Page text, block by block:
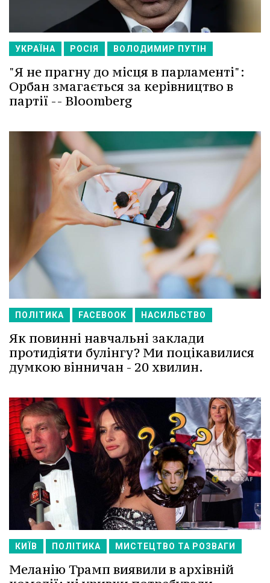
УКРАЇНА РОСІЯ ВОЛОДИМИР ПУТІН
"Я не прагну до місця в парламенті":
Орбан змагається за керівництво в
партії -- Bloomberg
ПОЛІТИКА FACEBOOK НАСИЛЬСТВО
Як повинні навчальні заклади
протидіяти булінгу? Ми поцікавилися
думкою вінничан - 20 хвилин.
КИЇВ ПОЛІТИКА МИСТЕЦТВО ТА РОЗВАГИ
Меланію Трамп виявили в архівній